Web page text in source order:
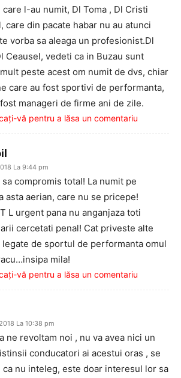
care l-au numit, Dl Toma , Dl Cristi
care din pacate habar nu au atunci
vorba sa aleaga un profesionist.Dl
Ceausel, vedeti ca in Buzau sunt
peste acest om numit de dvs, chiar
care au fost sportivi de performanta,
manageri de firme ani de zile.
vă pentru a lăsa un comentariu
La 9:44 pm
sa compromis total! La numit pe
asta aerian, care nu se pricepe!
L urgent pana nu anganjaza toti
cercetati penal! Cat priveste alte
legate de sportul de performanta omul
mila!
vă pentru a lăsa un comentariu
La 10:38 pm
ne revoltam noi , nu va avea nici un
conducatori ai acestui oras , se
ca nu inteleg, este doar interesul lor sa